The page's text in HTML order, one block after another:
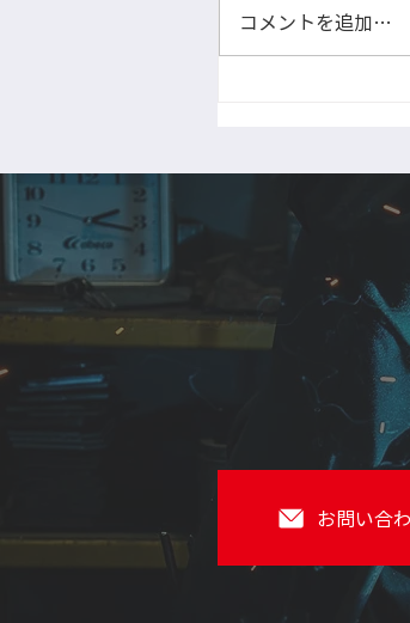
柱を大組中です
コメントを追加…
お問い合